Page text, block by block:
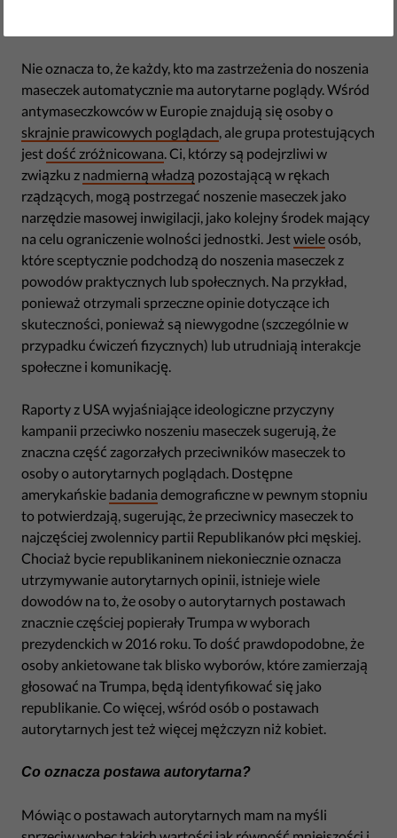
Nie oznacza to, że każdy, kto ma zastrzeżenia do noszenia
maseczek automatycznie ma autorytarne poglądy. Wśród
antymaseczkowców w Europie znajdują się osoby o
skrajnie prawicowych poglądach, ale grupa protestujących
jestdość zróżnicowana. Ci, którzy są podejrzliwi w
związku z nadmierną władzą pozostającą w rękach
rządzących, mogą postrzegać noszenie maseczek jako
narzędzie masowej inwigilacji, jako kolejny środek mający
na celu ograniczenie wolności jednostki. Jestwieleosób,
które sceptycznie podchodzą do noszenia maseczek z
powodów praktycznych lub społecznych. Na przykład,
ponieważ otrzymali sprzeczne opinie dotyczące ich
skuteczności, ponieważ są niewygodne (szczególnie w
przypadku ćwiczeń fizycznych) lub utrudniają interakcje
społeczne i komunikację.
Raporty z USA wyjaśniające ideologiczne przyczyny
kampanii przeciwko noszeniu maseczek sugerują, że
znaczna część zagorzałych przeciwników maseczek to
osoby o autorytarnych poglądach. Dostępne
amerykańskie badania demograficzne w pewnym stopniu
to potwierdzają, sugerując, że przeciwnicy maseczek to
najczęściej zwolennicy partii Republikanów płci męskiej.
Chociaż bycie republikaninem niekoniecznie oznacza
utrzymywanie autorytarnych opinii, istnieje wiele
dowodów na to, że osoby o autorytarnych postawach
znacznie częściej popierały Trumpa w wyborach
prezydenckich w 2016 roku. To dość prawdopodobne, że
osoby ankietowane tak blisko wyborów, które zamierzają
głosować na Trumpa, będą identyfikować się jako
republikanie. Co więcej, wśród osób o postawach
autorytarnych jest też więcej mężczyzn niż kobiet.
Co oznacza postawa autorytarna?
Mówiąc o postawach autorytarnych mam na myśli